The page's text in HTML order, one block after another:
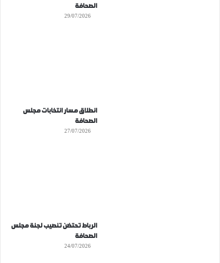
الصحافة
29/07/2026
انطلاق مسار انتخابات مجلس
الصحافة
27/07/2026
الرباط تحتضن تنصيب لجنة مجلس
الصحافة
24/07/2026